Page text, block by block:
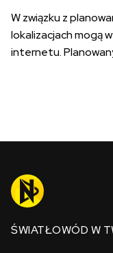
W związku z
lokalizacjach mogą
internetu.
ŚWIATŁOWÓD W